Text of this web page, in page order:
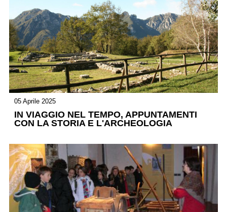
05 Aprile 2025
IN VIAGGIO NEL TEMPO, APPUNTAMENTI
CON LA STORIA E L'ARCHEOLOGIA